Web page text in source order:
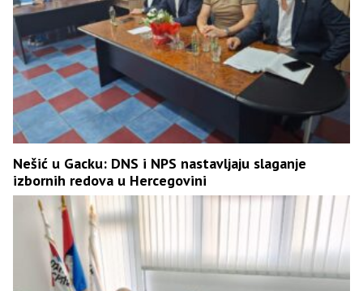
Nešić u Gacku: DNS i NPS nastavljaju slaganje
izbornih redova u Hercegovini